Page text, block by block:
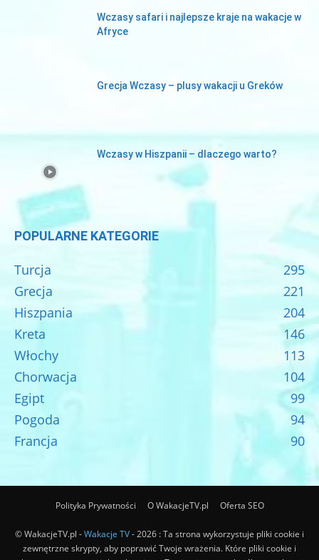
Wczasy safari i najlepsze kraje na wakacje w
Afryce
Grecja Wczasy – plusy wakacji u Greków
Wczasy w Hiszpanii – dlaczego warto?
POPULARNE KATEGORIE
Turcja
295
Grecja
221
Hiszpania
204
Kreta
146
Włochy
113
Chorwacja
104
Egipt
99
Pogoda
94
Francja
90
Polityka Prywatności O WakacjeTV.pl Oferta SEO
© WakacjeTV.pl -Wakacje TV- 2026 : Ta strona wykorzystuje pliki cookie i
zewnętrzne skrypty, aby poprawić Twoje wrażenia. Które pliki cookie i